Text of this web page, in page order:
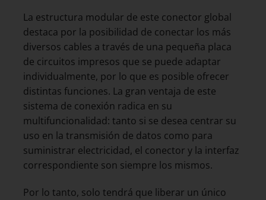
La estructura modular de este conector global
destaca por la posibilidad de conectar los más
diversos cables a través de una pequeña placa
de circuitos impresos que se puede adaptar
individualmente, por lo que es posible ofrecer
distintas funciones. La gran ventaja de este
sistema de conexión radica en su
multifuncionalidad: tanto si se desea centrar su
uso en la transmisión de datos como para
suministrar electricidad, el conector y la interfaz
correspondiente son siempre los mismos.
Por lo tanto, solo tendrá que liberar un único